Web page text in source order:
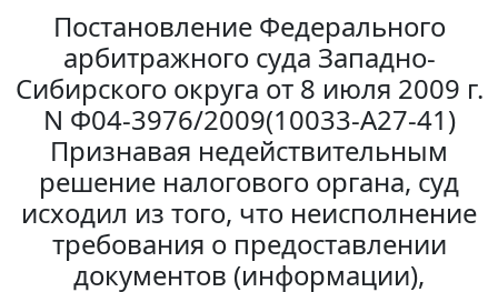
Постановление Федерального
арбитражного суда Западно-
Сибирского округа от 8 июля 2009 г.
N Ф04-3976/2009(10033-А27-41)
Признавая недействительным
решение налогового органа, суд
исходил из того, что неисполнение
требования о предоставлении
документов (информации),